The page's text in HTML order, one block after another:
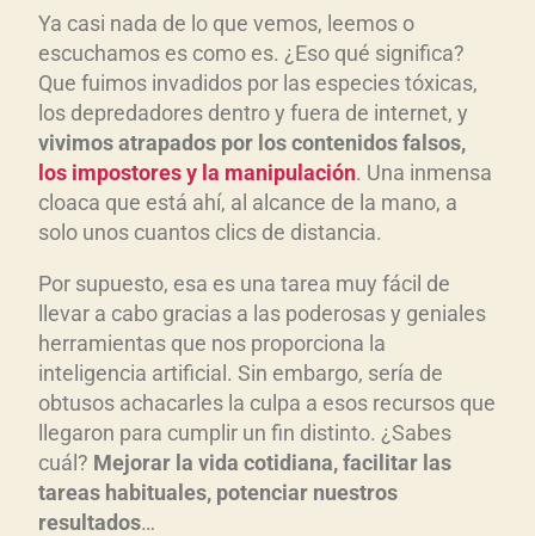
p
r
o
d
u
c
t
o
r
d
e
a
u
d
i
o
Ya casi nada de lo que vemos, leemos o
escuchamos es como es. ¿Eso qué significa?
Que fuimos invadidos por las especies tóxicas,
los depredadores dentro y fuera de internet, y
vivimos atrapados por los contenidos falsos,
los impostores y la manipulación. Una inmensa
cloaca que está ahí, al alcance de la mano, a
solo unos cuantos clics de distancia.
Por supuesto, esa es una tarea muy fácil de
llevar a cabo gracias a las poderosas y geniales
herramientas que nos proporciona la
inteligencia artificial. Sin embargo, sería de
obtusos achacarles la culpa a esos recursos que
llegaron para cumplir un fin distinto. ¿Sabes
cuál? Mejorar la vida cotidiana, facilitar las
tareas habituales, potenciar nuestros
resultados…